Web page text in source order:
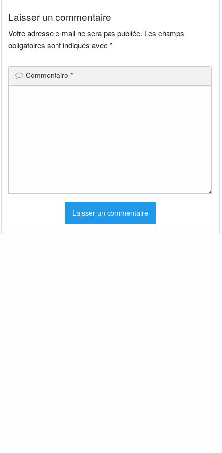
Laisser un commentaire
Votre adresse e-mail ne sera pas publiée. Les champs
obligatoires sont indiqués avec*
Commentaire*